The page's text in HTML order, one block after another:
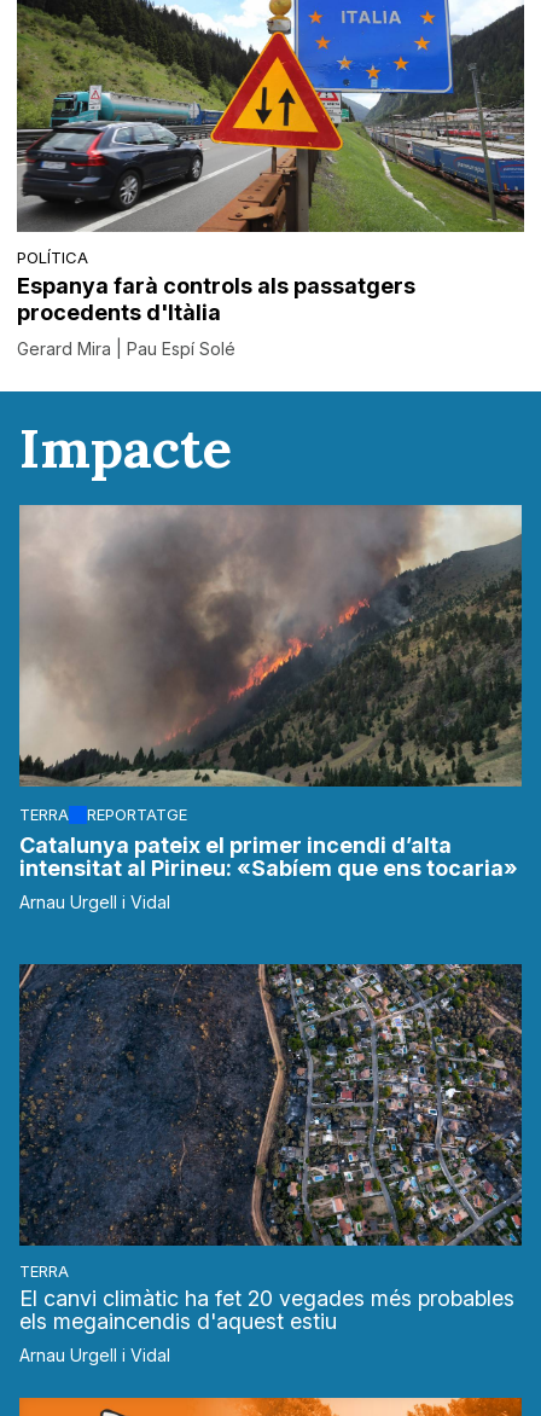
POLÍTICA
Espanya farà controls als passatgers
procedents d'Itàlia
Gerard Mira | Pau Espí Solé
Impacte
TERRA REPORTATGE
Catalunya pateix el primer incendi d’alta
intensitat al Pirineu: «Sabíem que ens tocaria»
Arnau Urgell i Vidal
TERRA
El canvi climàtic ha fet 20 vegades més probables
els megaincendis d'aquest estiu
Arnau Urgell i Vidal